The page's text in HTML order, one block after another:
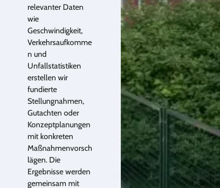
relevanter Daten
wie
Geschwindigkeit,
Verkehrsaufkomme
n und
Unfallstatistiken
erstellen wir
fundierte
Stellungnahmen,
Gutachten oder
Konzeptplanungen
mit konkreten
Maßnahmenvorsch
lägen. Die
Ergebnisse werden
gemeinsam mit